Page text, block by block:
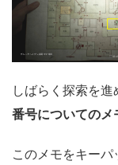
しばらく探索を進
番号についてのメ
このメモをキーパ